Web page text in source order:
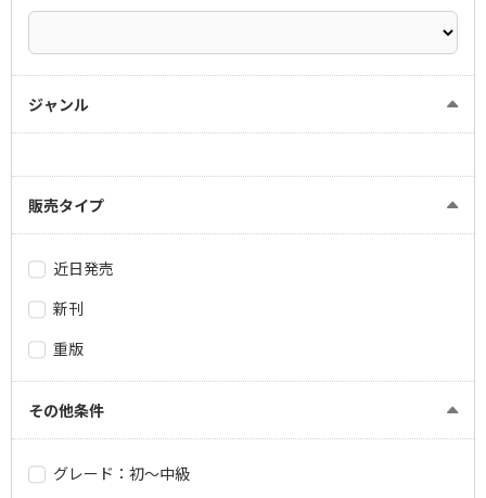
ジャンル
販売タイプ
近日発売
新刊
重版
その他条件
グレード：初～中級